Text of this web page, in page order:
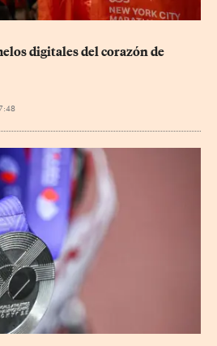
digitales del corazón de